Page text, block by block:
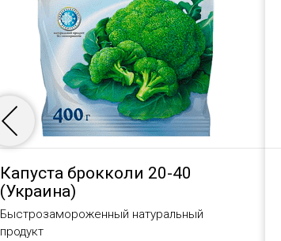
Капуста брокколи 20-40
(Украина)
Быстрозамороженный натуральный
продукт